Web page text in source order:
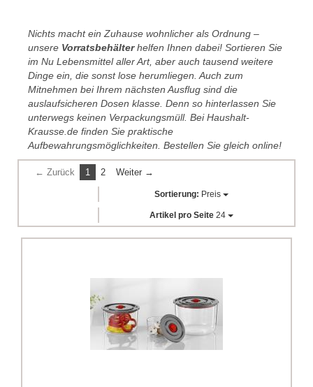
Nichts macht ein Zuhause wohnlicher als Ordnung –
unsere Vorratsbehälterhelfen Ihnen dabei! Sortieren Sie
im Nu Lebensmittel aller Art, aber auch tausend weitere
Dinge ein, die sonst lose herumliegen. Auch zum
Mitnehmen bei Ihrem nächsten Ausflug sind die
auslaufsicheren Dosen klasse. Denn so hinterlassen Sie
unterwegs keinen Verpackungsmüll. Bei Haushalt-
Krausse.de finden Sie praktische
Aufbewahrungsmöglichkeiten. Bestellen Sie gleich online!
← Zurück 1 2 Weiter →
Sortierung: Preis
Artikel pro Seite 24